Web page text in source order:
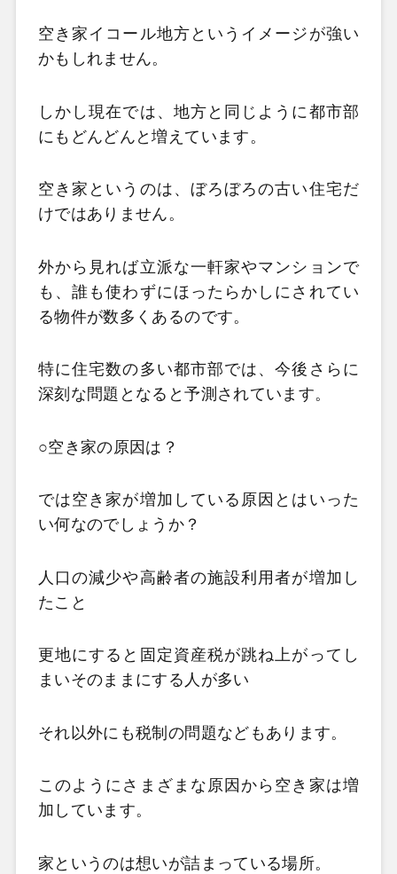
空き家イコール地方というイメージが強い
かもしれません。
しかし現在では、地方と同じように都市部
にもどんどんと増えています。
空き家というのは、ぼろぼろの古い住宅だ
けではありません。
外から見れば立派な一軒家やマンションで
も、誰も使わずにほったらかしにされてい
る物件が数多くあるのです。
特に住宅数の多い都市部では、今後さらに
深刻な問題となると予測されています。
○空き家の原因は？
では空き家が増加している原因とはいった
い何なのでしょうか？
人口の減少や高齢者の施設利用者が増加し
たこと
更地にすると固定資産税が跳ね上がってし
まいそのままにする人が多い
それ以外にも税制の問題などもあります。
このようにさまざまな原因から空き家は増
加しています。
家というのは想いが詰まっている場所。